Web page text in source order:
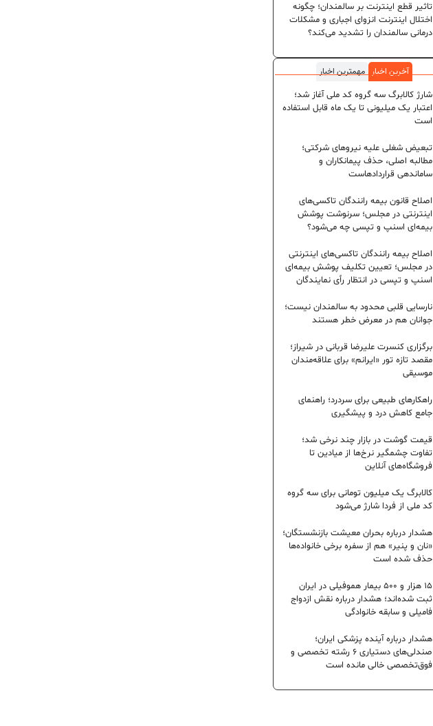
تاثیر قطع اینترنت بر سالمندان؛ چگونه
اختلال اینترنت انزوای اجباری و مشکلات
درمانی سالمندان را تشدید می‌کند؟
آخرین اخبار
مهمترین اخبار
شارژ کالابرگ سه گروه کد ملی آغاز شد؛
اعتبار یک میلیونی تا یک ماه قابل استفاده
است
تبعیض شغلی علیه نیروهای شرکتی؛
مطالبه اصلی، حذف پیمانکاران و
ساماندهی قراردادهاست
اصلاح قانون بیمه رانندگان تاکسی‌های
اینترنتی در مجلس؛ سرنوشت پوشش
بیمه‌ای اسنپ و تپسی چه می‌شود؟
اصلاح بیمه رانندگان تاکسی‌های اینترنتی
در مجلس؛ تعیین تکلیف پوشش بیمه‌ای
اسنپ و تپسی در انتظار رأی نمایندگان
نارسایی قلبی محدود به سالمندان نیست؛
جوانان هم در معرض خطر هستند
برگزاری کنسرت علیرضا قربانی در شیراز؛
مقصد تازه تور «ایرانم» برای علاقه‌مندان
موسیقی
راهکارهای طبیعی برای سردرد؛ راهنمای
جامع کاهش درد و پیشگیری
قیمت گوشت در بازار چند نرخی شد؛
تفاوت چشمگیر نرخ‌ها از میادین تا
فروشگاه‌های آنلاین
کالابرگ یک میلیون تومانی برای سه گروه
کد ملی از فردا شارژ می‌شود
هشدار درباره بحران معیشت بازنشستگان؛
«نان و پنیر» هم از سفره برخی خانواده‌ها
حذف شده است
۱۵ هزار و ۵۰۰ بیمار هموفیلی در ایران
ثبت شده‌اند؛ هشدار درباره نقش ازدواج
فامیلی و سابقه خانوادگی
هشدار درباره آینده پزشکی ایران؛
صندلی‌های دستیاری ۶ رشته تخصصی و
فوق‌تخصصی خالی مانده است